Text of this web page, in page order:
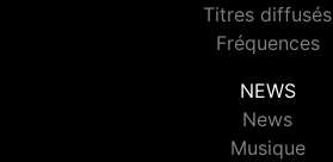
Titres diffusés
Fréquences
NEWS
News
Musique